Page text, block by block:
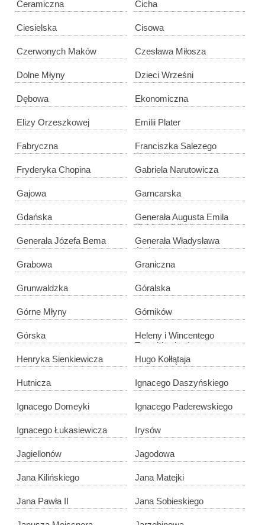
Ceramiczna Cicha
Ciesielska Cisowa
Czerwonych Maków Czesława Miłosza
Dolne Młyny Dzieci Wrześni
Dębowa Ekonomiczna
Elizy Orzeszkowej Emilii Plater
Fabryczna
Franciszka Salezego
Jezierskiego
Fryderyka Chopina
Gabriela Narutowicza
Gajowa Garncarska
Gdańska
Generała Augusta Emila
Fieldorfa "Nila"
Generała Józefa Bema
Generała Władysława
Andersa
Grabowa
Graniczna
Grunwaldzka Góralska
Górne Młyny Górników
Górska
Heleny i Wincentego
Tyrankiewiczów
Henryka Sienkiewicza
Hugo Kołłątaja
Hutnicza Ignacego Daszyńskiego
Ignacego Domeyki Ignacego Paderewskiego
Ignacego Łukasiewicza Irysów
Jagiellonów Jagodowa
Jana Kilińskiego Jana Matejki
Jana Pawła II Jana Sobieskiego